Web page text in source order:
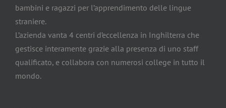
bambini e ragazzi per l’apprendimento delle lingue
straniere.
L’azienda vanta 4 centri d’eccellenza in Inghilterra che
gestisce interamente grazie alla presenza di uno staff
qualificato, e collabora con numerosi college in tutto il
mondo.